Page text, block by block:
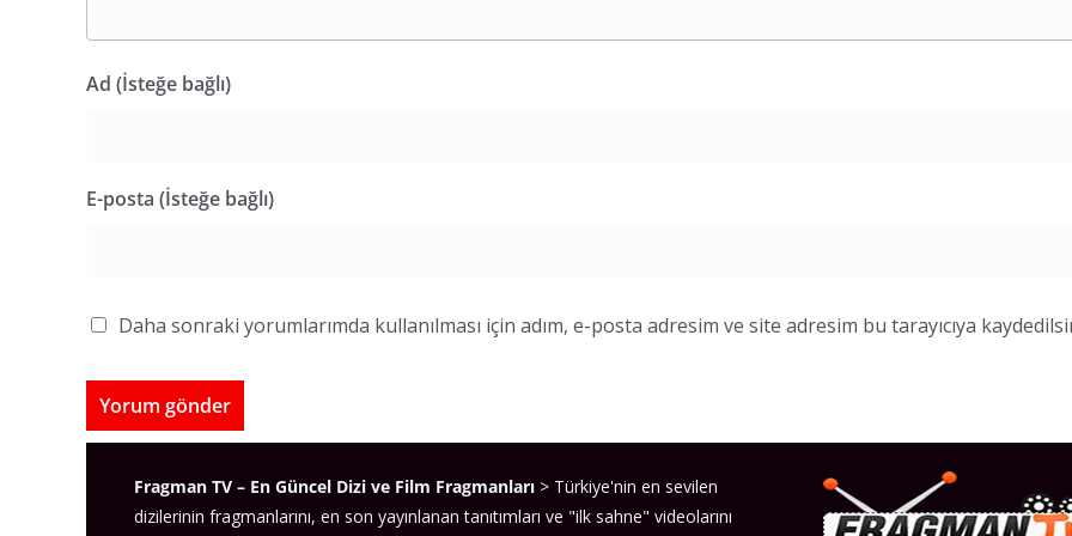
Ad (İsteğe bağlı)
E-posta (İsteğe bağlı)
Daha sonraki yorumlarımda kullanılması için adım, e-posta adresim ve site adresim bu tarayıcıya
Fragman TV – En Güncel Dizi ve Film Fragmanları > Türkiye'nin en sevilen
dizilerinin fragmanlarını, en son yayınlanan tanıtımları ve "ilk sahne" videolarını